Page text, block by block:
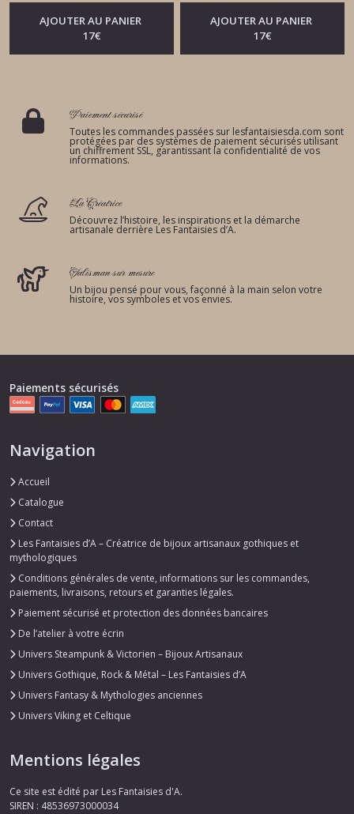
AJOUTER AU PANIER
17€
AJOUTER AU PANIER
17€
Paiement sécurisé
Toutes les commandes passées sur lesfantaisiesda.com sont
protégées par des systèmes de paiement sécurisés utilisant
un chiffrement SSL, garantissant la confidentialité de vos
informations.
La Créatrice
Découvrez l’histoire, les inspirations et la démarche
artisanale derrière Les Fantaisies d’A.
Talisman sur mesure
Un bijou pensé pour vous, façonné à la main selon votre
histoire, vos symboles et vos envies.
Paiements sécurisés
Navigation
Accueil
Catalogue
Contact
Les Fantaisies d’A – Créatrice de bijoux artisanaux gothiques et
mythologiques
Conditions générales de vente, informations sur les commandes,
paiements, livraisons, retours et garanties légales.
Paiement sécurisé et protection des données bancaires
De l’atelier à votre écrin
Univers Steampunk & Victorien – Bijoux Artisanaux
Univers Gothique, Rock & Métal – Les Fantaisies d’A
Univers Fantasy & Mythologies anciennes
Univers Viking et Celtique
Mentions légales
Ce site est édité par Les Fantaisies d'A.
SIREN : 48536973000034